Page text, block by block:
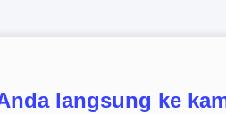
langsung ke